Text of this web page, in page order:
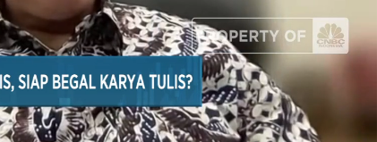
karya para penulis asli tetap memiliki keunggulan
oleh AI.
teknoloi AI dalam karya tulis? Selengkapnya
Departemen Administrasi Publik FISIP Universitas
Fuadi dalam Profit,CNBCIndonesia (Rabu, 13/09/2023)